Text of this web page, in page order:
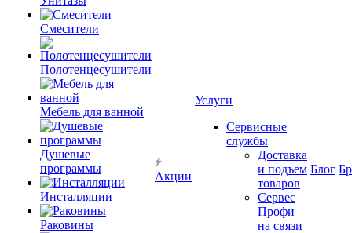
Смесители
Полотенцесушители
Мебель для ванной
Душевые
программы
Инсталляции
Раковины
Акции
Услуги
Сервисные
службы
Доставка
и подъем
товаров
Сервес
Профи
на связи
Блог